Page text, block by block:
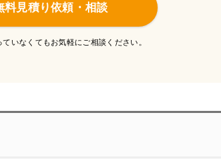
料見積り依頼・相談
いなくてもお気軽にご相談ください。